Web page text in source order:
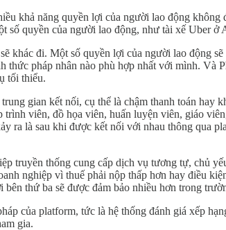
khả năng quyền lợi của người lao động
số quyền của người lao động, như tài xế Uber
khác đi. Một số quyền lợi của người lao động
pháp nhân nào phù hợp nhất với mình.
tối thiểu.
gian kết nối, cụ thể là chậm thanh toán hay
viên, đồ họa viên, huấn luyện viên, giáo
ra là sau khi được kết nối với nhau thông qua
truyền thống cung cấp dịch vụ tương tự, chủ
nghiệp vì thuế phải nộp thấp hơn hay điều
thứ ba sẽ được đảm bảo nhiều hơn trong
của platform, tức là hệ thống đánh giá xếp
gia.